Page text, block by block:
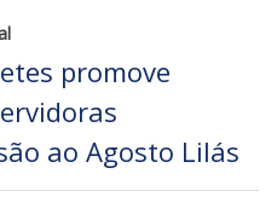
promove
ao Agosto Lilás